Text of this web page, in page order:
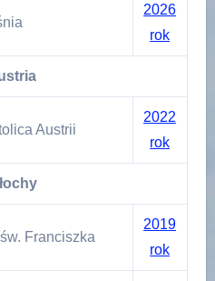
2026
rok
Austrii
2022
rok
Franciszka
2019
rok